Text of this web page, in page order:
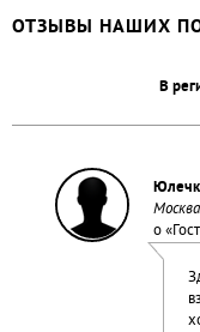
ОТЗЫВЫ НАШИХ
В
Москва
о «